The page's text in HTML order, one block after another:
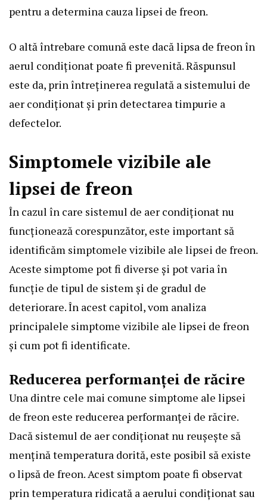
pentru a determina cauza lipsei de freon.
O altă întrebare comună este dacă lipsa de freon în
aerul condiționat poate fi prevenită. Răspunsul
este da, prin întreținerea regulată a sistemului de
aer condiționat și prin detectarea timpurie a
defectelor.
Simptomele vizibile ale
lipsei de freon
În cazul în care sistemul de aer condiționat nu
funcționează corespunzător, este important să
identificăm simptomele vizibile ale lipsei de freon.
Aceste simptome pot fi diverse și pot varia în
funcție de tipul de sistem și de gradul de
deteriorare. În acest capitol, vom analiza
principalele simptome vizibile ale lipsei de freon
și cum pot fi identificate.
Reducerea performanței de răcire
Una dintre cele mai comune simptome ale lipsei
de freon este reducerea performanței de răcire.
Dacă sistemul de aer condiționat nu reușește să
mențină temperatura dorită, este posibil să existe
o lipsă de freon. Acest simptom poate fi observat
prin temperatura ridicată a aerului condiționat sau